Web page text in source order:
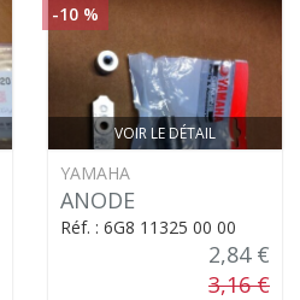
VOIR LE DÉTAIL
-10 %
YAMAHA
ANODE
Réf. : 6G8 11325 00 00
2,84 €
3,16 €